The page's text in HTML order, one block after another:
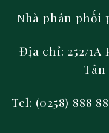
Nhà phân phối
Địa chỉ: 252/1A
Tân
Tel: (0258) 888